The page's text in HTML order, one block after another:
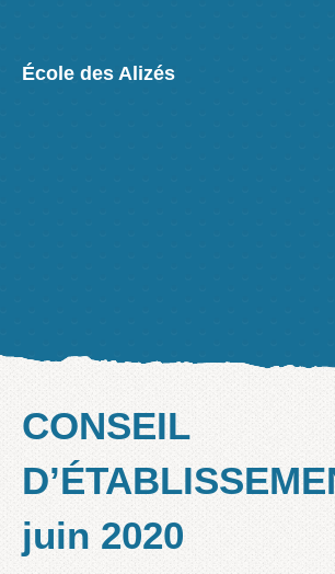
École des Alizés
CONSEIL
juin 2020